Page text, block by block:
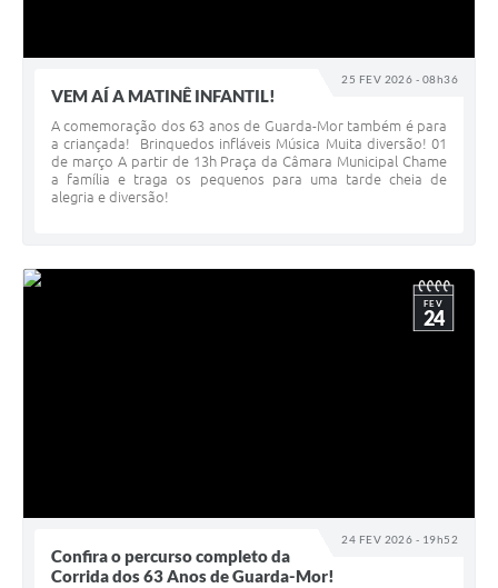
25 FEV 2026 - 08h36
VEM AÍ A MATINÊ INFANTIL!
A comemoração dos 63 anos de Guarda-Mor também é para
a criançada! Brinquedos infláveis Música Muita diversão! 01
de março A partir de 13h Praça da Câmara Municipal Chame
a família e traga os pequenos para uma tarde cheia de
alegria e diversão!
24 FEV 2026 - 19h52
FEV
24
Confira o percurso completo da
Corrida dos 63 Anos de Guarda-Mor!